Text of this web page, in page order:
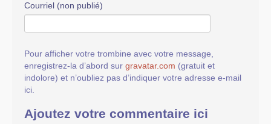
Courriel (non publié)
Pour afficher votre trombine avec votre message,
enregistrez-la d’abord sur gravatar.com (gratuit et
indolore) et n’oubliez pas d’indiquer votre adresse e-mail
ici.
Ajoutez votre commentaire ici